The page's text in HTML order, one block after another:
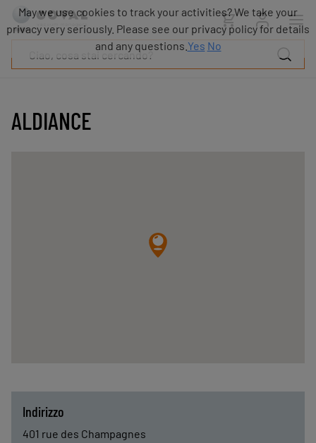
ALDIANCE
Indirizzo
401 rue des Champagnes
Prodotti
Industrie
Risorse
May we use cookies to track your activities? We take your
privacy very seriously. Please see our privacy policy for details
and any questions. Yes No